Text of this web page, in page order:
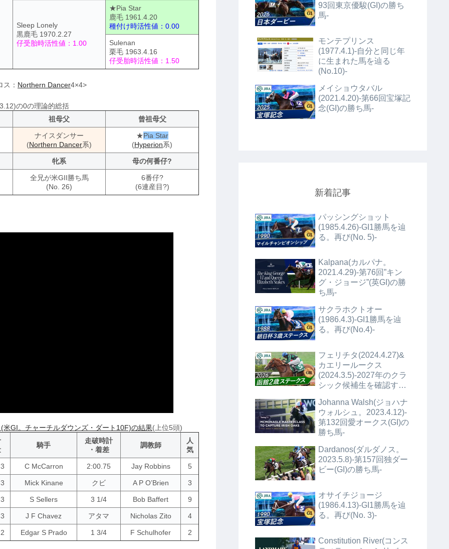
Sleep Lonely
黒鹿毛 1970.2.27
仔受胎時活性値：1.00
★Pia Star
鹿毛 1961.4.20
種付け時活性値：0.00
Sulenan
栗毛 1963.4.16
仔受胎時活性値：1.50
： Northern Dancer4×4>
の0の理論的総括
祖母父
曾祖母父
ナイスダンサー
(Northern Dancer系)
★Pia Star
(Hyperion系)
牝系 母の何番仔?
全兄が米GII勝ち馬
(No. 26)
6番仔?
(6連産目?)
GI。チャーチルダウンズ・ダート10F)の結果(上位5頭)
騎手
走破時計
・着差
調教師
人
気
C McCarron 2:00.75 Jay Robbins 5
Mick Kinane クビ A P O’Brien 3
S Sellers 3 1/4 Bob Baffert 9
J F Chavez アタマ Nicholas Zito 4
Edgar S Prado 1 3/4 F Schulhofer 2
93回東京優駿(GI)の勝ち
馬-
モンテプリンス
(1977.4.1)-自分と同じ年
に生まれた馬を辿る
(No.10)-
メイショウタバル
(2021.4.20)-第66回宝塚記
念(GI)の勝ち馬-
新着記事
パッシングショット
(1985.4.26)-GI1勝馬を辿
る。再び(No. 5)-
Kalpana(カルパナ。
2021.4.29)-第76回”キン
グ・ジョージ”(英GI)の勝
ち馬-
サクラホクトオー
(1986.4.3)-GI1勝馬を辿
る。再び(No.4)-
フェリチタ(2024.4.27)&
カエリールークス
(2024.3.5)-2027年のクラ
シック候補生を確認する
Johanna Walsh(ジョハナ
ウォルシュ。2023.4.12)-
第132回愛オークス(GI)の
勝ち馬-
Dardanos(ダルダノス。
2023.5.8)-第157回独ダー
ビー(GI)の勝ち馬-
オサイチジョージ
(1986.4.13)-GI1勝馬を辿
る。再び(No. 3)-
Constitution River(コンス